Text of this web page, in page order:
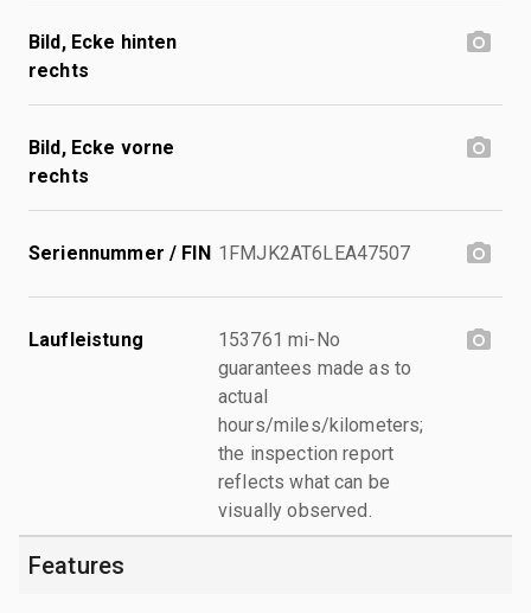
Bild, Ecke hinten
rechts
Bild, Ecke vorne
rechts
Seriennummer / FIN 1FMJK2AT6LEA47507
Laufleistung
153761 mi-No
guarantees made as to
actual
hours/miles/kilometers;
the inspection report
reflects what can be
visually observed.
Features